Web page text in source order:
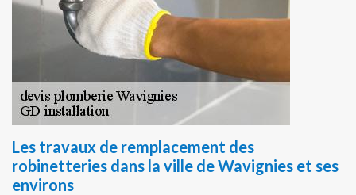
Les travaux de remplacement des
robinetteries dans la ville de Wavignies et ses
environs